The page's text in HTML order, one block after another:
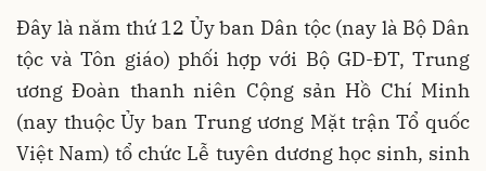
Đây là năm thứ 12 Ủy ban Dân tộc (nay là Bộ Dân
tộc và Tôn giáo) phối hợp với Bộ GD-ĐT, Trung
ương Đoàn thanh niên Cộng sản Hồ Chí Minh
(nay thuộc Ủy ban Trung ương Mặt trận Tổ quốc
Việt Nam) tổ chức Lễ tuyên dương học sinh, sinh